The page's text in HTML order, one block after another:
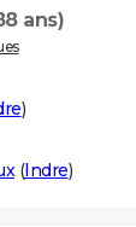
ans)
)
(Indre)